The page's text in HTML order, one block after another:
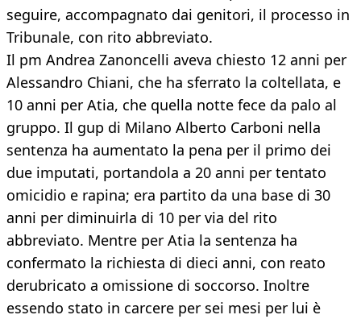
seguire, accompagnato dai genitori, il processo in
Tribunale, con rito abbreviato.
Il pm Andrea Zanoncelli aveva chiesto 12 anni per
Alessandro Chiani, che ha sferrato la coltellata, e
10 anni per Atia, che quella notte fece da palo al
gruppo. Il gup di Milano Alberto Carboni nella
sentenza ha aumentato la pena per il primo dei
due imputati, portandola a 20 anni per tentato
omicidio e rapina; era partito da una base di 30
anni per diminuirla di 10 per via del rito
abbreviato. Mentre per Atia la sentenza ha
confermato la richiesta di dieci anni, con reato
derubricato a omissione di soccorso. Inoltre
essendo stato in carcere per sei mesi per lui è